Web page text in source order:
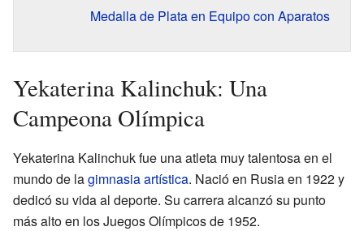
Medalla de Plata en Equipo con Aparatos
Yekaterina Kalinchuk: Una
Campeona Olímpica
Yekaterina Kalinchuk fue una atleta muy talentosa en el
mundo de lagimnasia artística. Nació en Rusia en 1922 y
dedicó su vida al deporte. Su carrera alcanzó su punto
más alto en los Juegos Olímpicos de 1952.